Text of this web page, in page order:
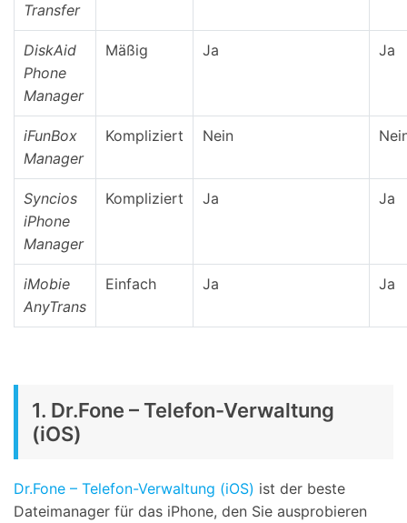
Transfer
DiskAid
Phone
Manager
Mäßig Ja Ja
iFunBox
Manager
Kompliziert Nein
Syncios
iPhone
Manager
Kompliziert Ja Ja
iMobie
AnyTrans
Einfach Ja Ja
1. Dr.Fone – Telefon-Verwaltung
(iOS)
Dr.Fone – Telefon-Verwaltung (iOS) ist der beste
Dateimanager für das iPhone, den Sie ausprobieren